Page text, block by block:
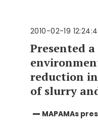
2010-02-19
Presented
reduction
of slurry
MAPAMAs